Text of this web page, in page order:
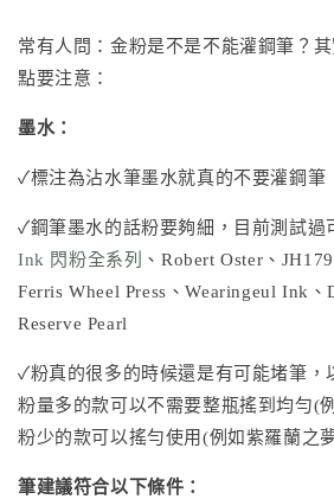
常有人問：金粉是不是不能灌鋼筆？
點要注意：
墨水：
✓標注為沾水筆墨水就真的不要灌鋼筆
✓鋼筆墨水的話粉要夠細，目前測試過
Ink 閃粉全系列
、Robert Oster 、
Ferris Wheel Press 、Wearingeul Ink
Reserve Pearl
✓粉真的很多的時候還是有可能堵筆，
粉量多的款可以不需要整瓶搖到均勻(
粉少的款可以搖勻使用(例如紫羅蘭之
筆建議符合以下條件：